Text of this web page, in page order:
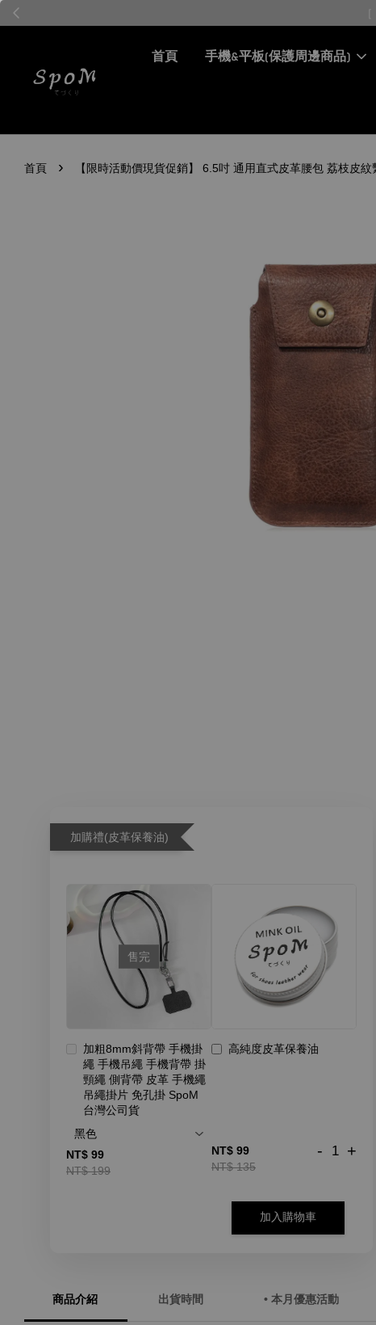
首頁 手機&平板(保護周邊商品)
首頁 › 【限時活動價現貨促銷】 6.5吋 通用直式皮革腰包 荔枝皮
加購禮(皮革保養油)
售完
加粗8mm斜背帶 手機掛
繩 手機吊繩 手機背帶 掛
頸繩 側背帶 皮革 手機繩
吊繩掛片 免孔掛 SpoM
台灣公司貨
NT$ 99
NT$ 199
高純度皮革保養油
NT$ 99
NT$ 135
- +
加入購物車
商品介紹 出貨時間 • 本月優惠活動